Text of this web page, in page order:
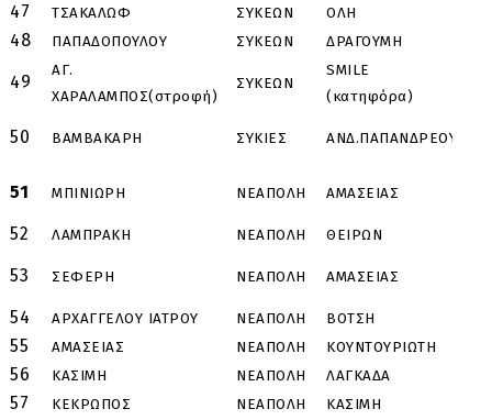
47 ΤΣΑΚΑΛΩΦ ΣΥΚΕΩΝ ΟΛΗ
48 ΠΑΠΑΔΟΠΟΥΛΟΥ ΣΥΚΕΩΝ ΔΡΑΓΟΥΜΗ
49
ΑΓ.
ΧΑΡΑΛΑΜΠΟΣ(στροφή)
ΣΥΚΕΩΝ
SMILE
(κατηφόρα)
50 ΒΑΜΒΑΚΑΡΗ ΣΥΚΙΕΣ ΑΝΔ.ΠΑΠΑΝΔΡΕΟΥ
51 ΜΠΙΝΙΩΡΗ ΝΕΑΠΟΛΗ ΑΜΑΣΕΙΑΣ
52 ΛΑΜΠΡΑΚΗ ΝΕΑΠΟΛΗ ΘΕΙΡΩΝ
53 ΣΕΦΕΡΗ ΝΕΑΠΟΛΗ ΑΜΑΣΕΙΑΣ
54 ΑΡΧΑΓΓΕΛΟΥ ΙΑΤΡΟΥ ΝΕΑΠΟΛΗ ΒΟΤΣΗ
55 ΑΜΑΣΕΙΑΣ ΝΕΑΠΟΛΗ ΚΟΥΝΤΟΥΡΙΩΤΗ
56 ΚΑΣΙΜΗ ΝΕΑΠΟΛΗ ΛΑΓΚΑΔΑ
57 ΚΕΚΡΩΠΟΣ ΝΕΑΠΟΛΗ ΚΑΣΙΜΗ